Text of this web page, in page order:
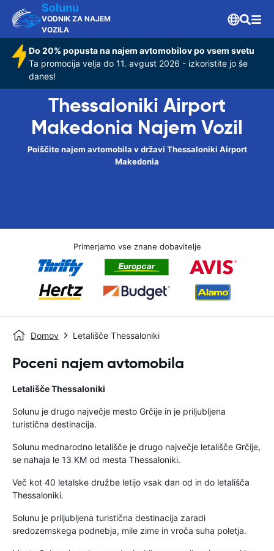
Solunu
VODNIK ZA NAJEM
VOZILA
Do 20% popusta na najem avtomobilov po vsem svetu
Ta promocija velja do 11. avgust 2026 - izkoristite jo še
danes!
Thessaloniki Airport
Makedonia Najem Vozil
Poiščite najem avtomobila v državi Thessaloniki Airport
Makedonia
Primerjamo vse znane dobavitelje
Domov Letališče Thessaloniki
Poceni najem avtomobila
Letališče Thessaloniki
Solunu je drugo največje mesto Grčije in je priljubljena
turistična destinacija.
Solunu mednarodno letališče je drugo največje letališče Grčije,
se nahaja le 13 KM od mesta Thessaloniki.
Več kot 40 letalske družbe letijo vsak dan od in do letališča
Thessaloniki.
Solunu je priljubljena turistična destinacija zaradi
sredozemskega podnebja, mile zime in vroča suha poletja.